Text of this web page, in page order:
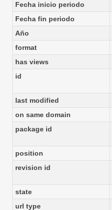
Fecha inicio periodo
Fecha fin periodo
Año
format
has views
id
last modified
on same domain
package id
position
revision id
state
url type